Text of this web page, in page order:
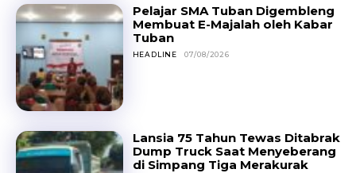
Pelajar SMA Tuban Digembleng
Membuat E-Majalah oleh Kabar
Tuban
HEADLINE 07/08/2026
Lansia 75 Tahun Tewas Ditabrak
Dump Truck Saat Menyeberang
di Simpang Tiga Merakurak